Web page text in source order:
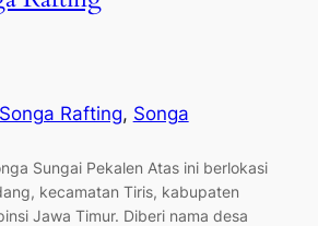
Rafting, Songa
Sungai Pekalen Atas ini berlokasi
kecamatan Tiris, kabupaten
Jawa Timur. Diberi nama desa